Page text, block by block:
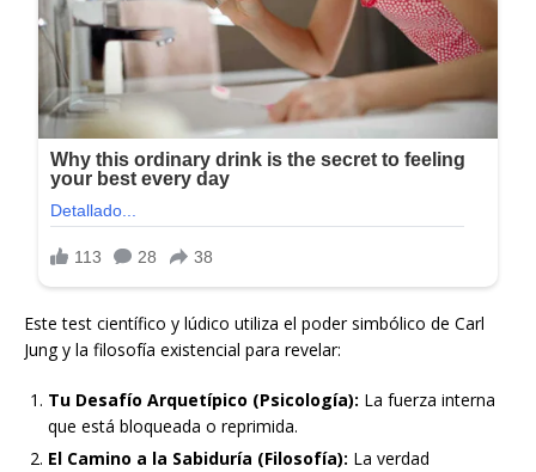
Este test científico y lúdico utiliza el poder simbólico de Carl
Jung y la filosofía existencial para revelar:
Tu Desafío Arquetípico (Psicología): La fuerza interna
que está bloqueada o reprimida.
El Camino a la Sabiduría (Filosofía): La verdad